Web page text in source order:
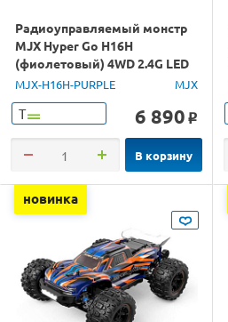
Радиоуправляемый монстр
MJX Hyper Go H16H
(фиолетовый) 4WD 2.4G LED
GPS 1/16 RTR
MJX-H16H-PURPLE MJX
Т 6 890 o
В корзину
новинка